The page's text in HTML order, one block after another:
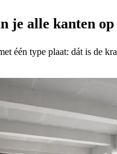
je alle kanten op
één type plaat: dát is de